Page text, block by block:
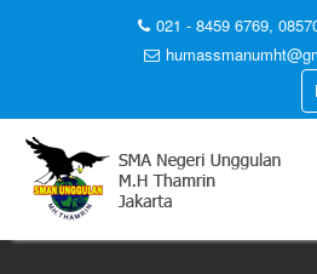
Skip
content
021 - 8459 6769,